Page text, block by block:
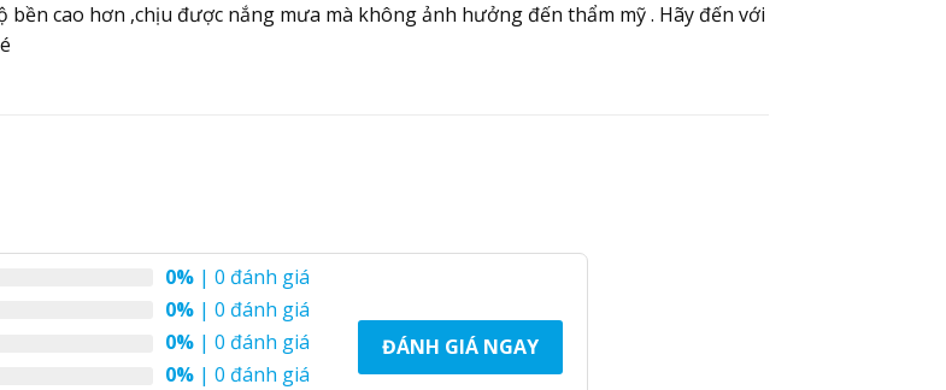
cao hơn ,chịu được nắng mưa mà không ảnh hưởng đến thẩm mỹ . Hãy đến với
0% | 0 đánh giá
0% | 0 đánh giá
0% | 0 đánh giá
0% | 0 đánh giá
ĐÁNH GIÁ NGAY